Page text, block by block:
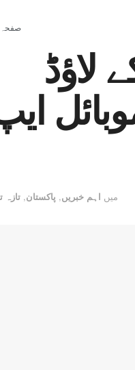
صفحہ
لاؤڈ
میں اہم خبریں, پاکستان, تازہ